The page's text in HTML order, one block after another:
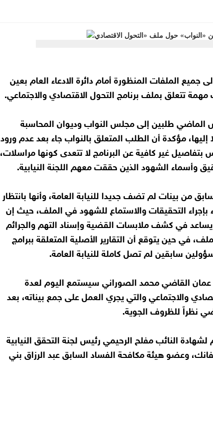
جميع الملفات المنظورة أمام دائرة الادعاء العام بعين
مهمة تتعلق بملف برنامج التحول الاقتصادي والاجتماعي.
الماضي طلبين إلى مجلس النواب وديوان المحاسبة
إليها، مؤكدة أن الطلب المتعلق بالنواب جاء بعد عدم ورود
غير كافية عن البرنامج لا تتعدى كونها مراسلات،
وأسماء الشهود الذين حققت معهم اللجنة النيابية.
بينات لم تضف جديدا للنيابة العامة، وأنها بانتظار
بإجراء التحقيقات والاستماع للشهود في الملف، حيث إن
لا يساعد في كشف ملابسات القضية وإسناد التهم والجرائم
في حين يتوقع أن التقارير الأصلية المتعلقة ببرامج
سابقين لم تصل كاملة للنيابة العامة.
القاضي محمد الصوراني سيستمع اليوم لعدة
والاجتماعي والتي يجري العمل على جمع بيناته، بعد
نظراً للظروف الجوية.
النائب مفلح الرحيمي رئيس لجنة التحقق النيابية
وعضو هيئة مكافحة الفساد السابق عبد الرزاق بني